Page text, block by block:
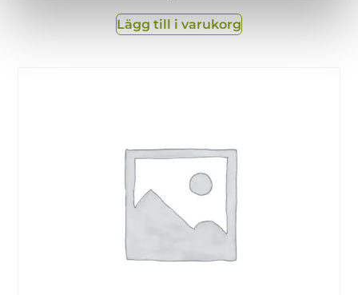
Lägg till i varukorg